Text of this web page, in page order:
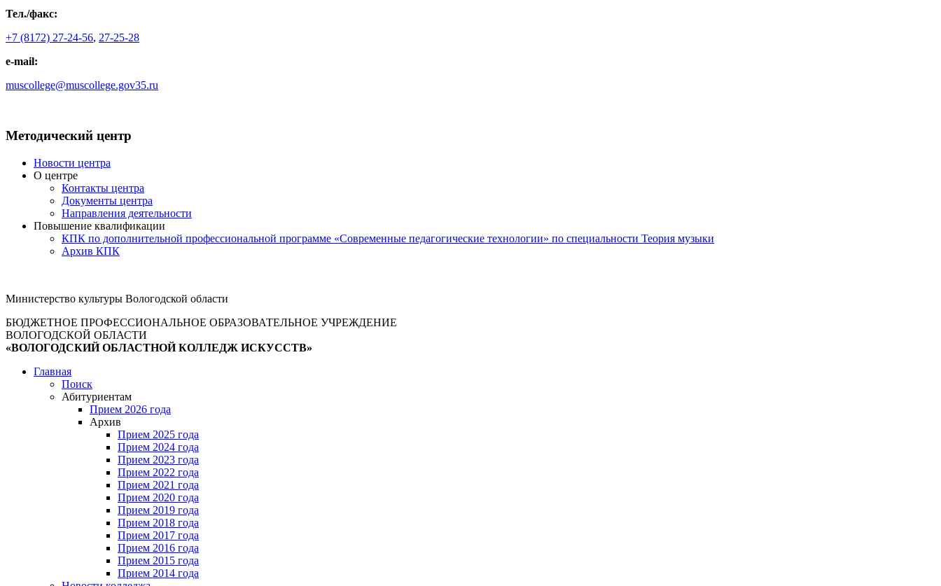
Тел./факс:
+7 (8172) 27-24-56, 27-25-28
e-mail:
muscollege@muscollege.gov35.ru
Методический центр
Новости центра
О центре
Контакты центра
Документы центра
Направления деятельности
Повышение квалификации
КПК по дополнительной профессиональной программе «Современные педагогические технологии» по специальности Теория музыки
Архив КПК
Министерство культуры Вологодской области
БЮДЖЕТНОЕ ПРОФЕССИОНАЛЬНОЕ ОБРАЗОВАТЕЛЬНОЕ УЧРЕЖДЕНИЕ
ВОЛОГОДСКОЙ ОБЛАСТИ
«ВОЛОГОДСКИЙ ОБЛАСТНОЙ КОЛЛЕДЖ ИСКУССТВ»
Главная
Поиск
Абитуриентам
Прием 2026 года
Архив
Прием 2025 года
Прием 2024 года
Прием 2023 года
Прием 2022 года
Прием 2021 года
Прием 2020 года
Прием 2019 года
Прием 2018 года
Прием 2017 года
Прием 2016 года
Прием 2015 года
Прием 2014 года